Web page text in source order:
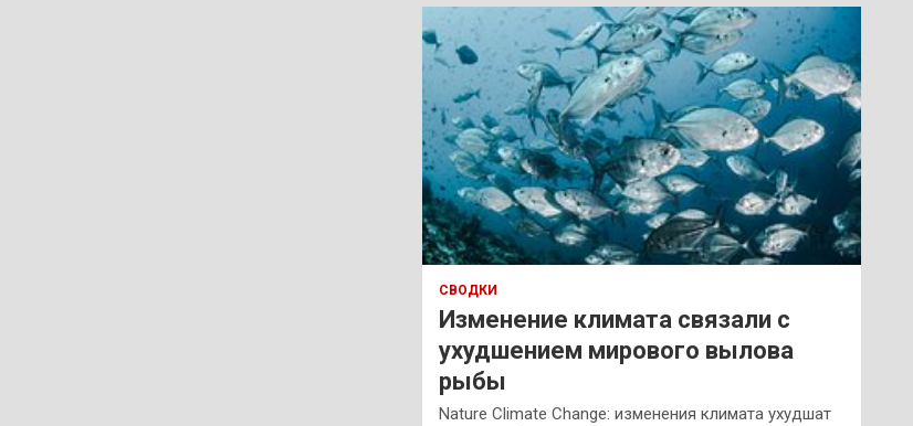
СВОДКИ
Изменение климата связали с
ухудшением мирового вылова
рыбы
Nature Climate Change: изменения климата ухудшат